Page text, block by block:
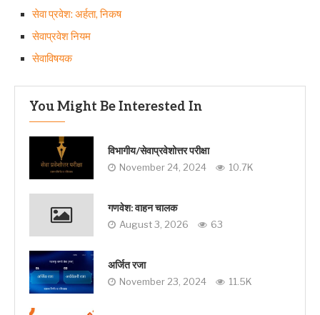
सेवा प्रवेश: अर्हता, निकष
सेवाप्रवेश नियम
सेवाविषयक
You Might Be Interested In
विभागीय/सेवाप्रवेशोत्तर परीक्षा
November 24, 2024 10.7K
गणवेश: वाहन चालक
August 3, 2026 63
अर्जित रजा
November 23, 2024 11.5K